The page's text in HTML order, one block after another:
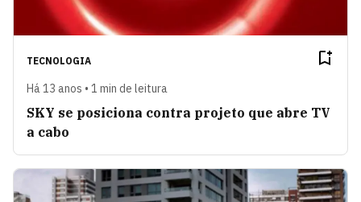
TECNOLOGIA
Há 13 anos • 1 min de leitura
SKY se posiciona contra projeto que abre TV
a cabo